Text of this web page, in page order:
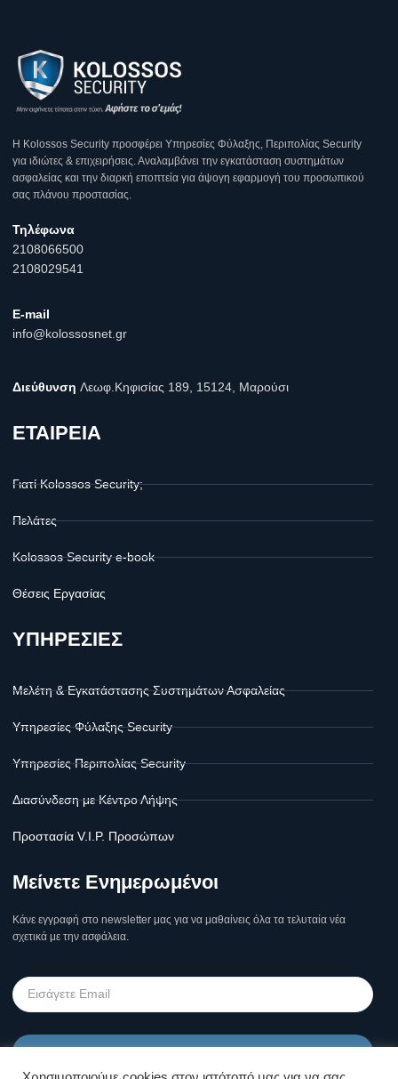
Η Κοlossos Security προσφέρει Υπηρεσίες Φύλαξης, Περιπολίας Security
για ιδιώτες & επιχειρήσεις. Αναλαμβάνει την εγκατάσταση συστημάτων
ασφαλείας και την διαρκή εποπτεία για άψογη εφαρμογή του προσωπικού
σας πλάνου προστασίας.
Τηλέφωνα
2108066500
2108029541
E-mail
info@kolossosnet.gr
Διεύθυνση Λεωφ.Κηφισίας 189, 15124, Μαρούσι
ΕΤΑΙΡΕΙΑ
Γιατί Kolossos Security;
Πελάτες
Kolossos Security e-book
Θέσεις Εργασίας
ΥΠΗΡΕΣΙΕΣ
Μελέτη & Εγκατάστασης Συστημάτων Ασφαλείας
Υπηρεσίες Φύλαξης Security
Υπηρεσίες Περιπολίας Security
Διασύνδεση με Κέντρο Λήψης
Προστασία V.I.P. Προσώπων
Μείνετε Ενημερωμένοι
Κάνε εγγραφή στο newsletter μας για να μαθαίνεις όλα τα τελυταία νέα
σχετικά με την ασφάλεια.
Υποβολή